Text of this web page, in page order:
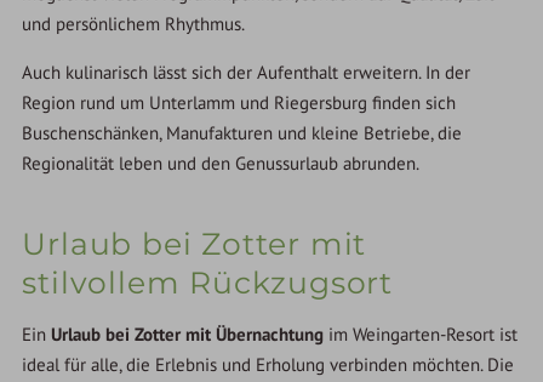
und persönlichem Rhythmus.
Auch kulinarisch lässt sich der Aufenthalt erweitern. In der
Region rund um Unterlamm und Riegersburg finden sich
Buschenschänken, Manufakturen und kleine Betriebe, die
Regionalität leben und den Genussurlaub abrunden.
Urlaub bei Zotter mit
stilvollem Rückzugsort
Ein Urlaub bei Zotter mit Übernachtung im Weingarten-Resort ist
ideal für alle, die Erlebnis und Erholung verbinden möchten. Die